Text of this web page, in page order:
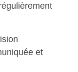
et